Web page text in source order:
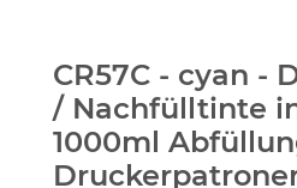
CR57C - cyan -
/ Nachfülltinte
1000ml